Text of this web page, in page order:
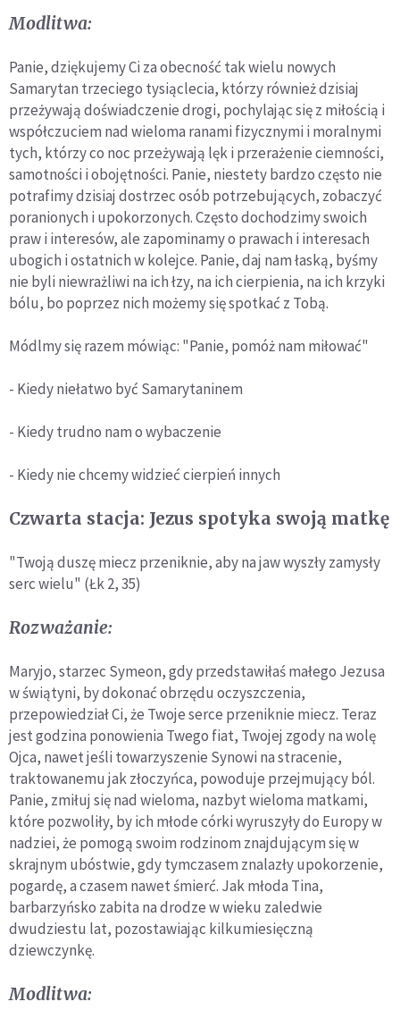
Modlitwa:
Panie, dziękujemy Ci za obecność tak wielu nowych
Samarytan trzeciego tysiąclecia, którzy również dzisiaj
przeżywają doświadczenie drogi, pochylając się z miłością i
współczuciem nad wieloma ranami fizycznymi i moralnymi
tych, którzy co noc przeżywają lęk i przerażenie ciemności,
samotności i obojętności. Panie, niestety bardzo często nie
potrafimy dzisiaj dostrzec osób potrzebujących, zobaczyć
poranionych i upokorzonych. Często dochodzimy swoich
praw i interesów, ale zapominamy o prawach i interesach
ubogich i ostatnich w kolejce. Panie, daj nam łaską, byśmy
nie byli niewrażliwi na ich łzy, na ich cierpienia, na ich krzyki
bólu, bo poprzez nich możemy się spotkać z Tobą.
Módlmy się razem mówiąc: "Panie, pomóż nam miłować"
- Kiedy niełatwo być Samarytaninem
- Kiedy trudno nam o wybaczenie
- Kiedy nie chcemy widzieć cierpień innych
Czwarta stacja: Jezus spotyka swoją matkę
"Twoją duszę miecz przeniknie, aby na jaw wyszły zamysły
serc wielu" (Łk 2, 35)
Rozważanie:
Maryjo, starzec Symeon, gdy przedstawiłaś małego Jezusa
w świątyni, by dokonać obrzędu oczyszczenia,
przepowiedział Ci, że Twoje serce przeniknie miecz. Teraz
jest godzina ponowienia Twego fiat, Twojej zgody na wolę
Ojca, nawet jeśli towarzyszenie Synowi na stracenie,
traktowanemu jak złoczyńca, powoduje przejmujący ból.
Panie, zmiłuj się nad wieloma, nazbyt wieloma matkami,
które pozwoliły, by ich młode córki wyruszyły do Europy w
nadziei, że pomogą swoim rodzinom znajdującym się w
skrajnym ubóstwie, gdy tymczasem znalazły upokorzenie,
pogardę, a czasem nawet śmierć. Jak młoda Tina,
barbarzyńsko zabita na drodze w wieku zaledwie
dwudziestu lat, pozostawiając kilkumiesięczną
dziewczynkę.
Modlitwa: